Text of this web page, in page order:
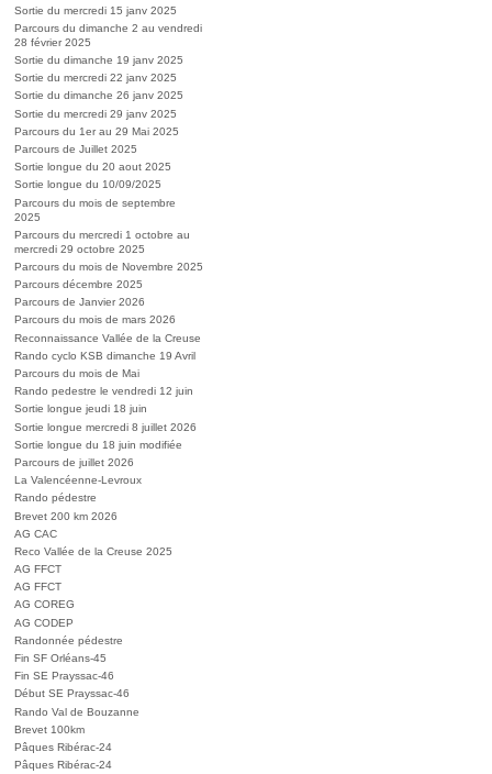
Sortie du mercredi 15 janv 2025
Parcours du dimanche 2 au vendredi
28 février 2025
Sortie du dimanche 19 janv 2025
Sortie du mercredi 22 janv 2025
Sortie du dimanche 26 janv 2025
Sortie du mercredi 29 janv 2025
Parcours du 1er au 29 Mai 2025
Parcours de Juillet 2025
Sortie longue du 20 aout 2025
Sortie longue du 10/09/2025
Parcours du mois de septembre
2025
Parcours du mercredi 1 octobre au
mercredi 29 octobre 2025
Parcours du mois de Novembre 2025
Parcours décembre 2025
Parcours de Janvier 2026
Parcours du mois de mars 2026
Reconnaissance Vallée de la Creuse
Rando cyclo KSB dimanche 19 Avril
Parcours du mois de Mai
Rando pedestre le vendredi 12 juin
Sortie longue jeudi 18 juin
Sortie longue mercredi 8 juillet 2026
Sortie longue du 18 juin modifiée
Parcours de juillet 2026
La Valencéenne-Levroux
Rando pédestre
Brevet 200 km 2026
AG CAC
Reco Vallée de la Creuse 2025
AG FFCT
AG FFCT
AG COREG
AG CODEP
Randonnée pédestre
Fin SF Orléans-45
Fin SE Prayssac-46
Début SE Prayssac-46
Rando Val de Bouzanne
Brevet 100km
Pâques Ribérac-24
Pâques Ribérac-24